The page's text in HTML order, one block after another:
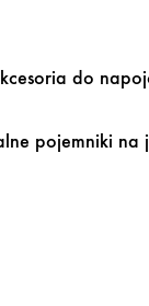
do
pojemniki na